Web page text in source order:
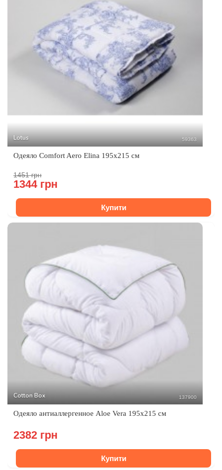
Lotus 59363
Одеяло Comfort Aero Elina 195x215 см
1451 грн
1344 грн
Купити
Cotton Box 137900
Одеяло антиаллергенное Aloe Vera 195х215 см
2382 грн
Купити